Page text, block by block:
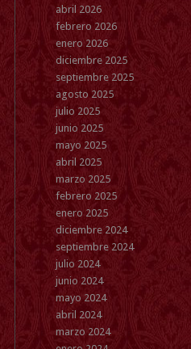
abril 2026
febrero 2026
enero 2026
diciembre 2025
septiembre 2025
agosto 2025
julio 2025
junio 2025
mayo 2025
abril 2025
marzo 2025
febrero 2025
enero 2025
diciembre 2024
septiembre 2024
julio 2024
junio 2024
mayo 2024
abril 2024
marzo 2024